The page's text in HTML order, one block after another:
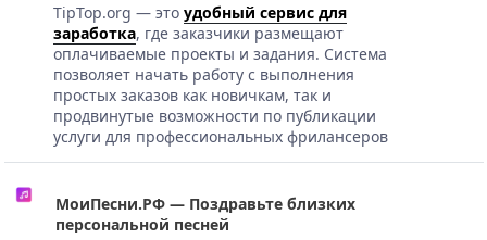
TipTop.org — это удобный сервис для
заработка, где заказчики размещают
оплачиваемые проекты и задания. Система
позволяет начать работу с выполнения
простых заказов как новичкам, так и
продвинутые возможности по публикации
услуги для профессиональных фрилансеров
МоиПесни.РФ — Поздравьте близких
персональной песней